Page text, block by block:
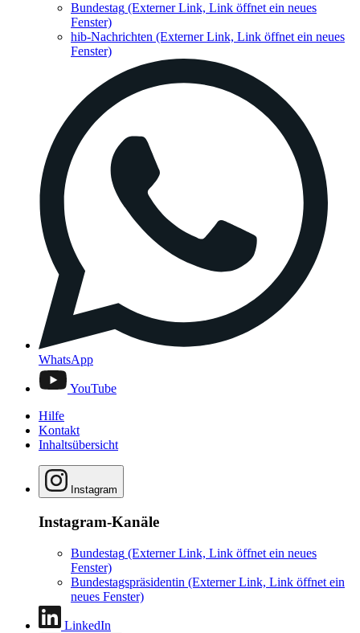
Bundestag (Externer Link, Link öffnet ein neues
Fenster)
hib-Nachrichten (Externer Link, Link öffnet ein neues
Fenster)
WhatsApp
YouTube
Hilfe
Kontakt
Inhaltsübersicht
Instagram
Instagram-Kanäle
Bundestag (Externer Link, Link öffnet ein neues
Fenster)
Bundestagspräsidentin (Externer Link, Link öffnet ein
neues Fenster)
LinkedIn